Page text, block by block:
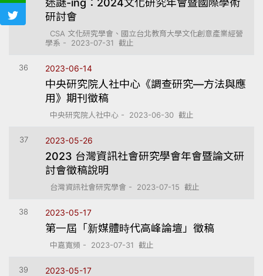
迷謎-ing：2024文化研究年會暨國際學術
研討會
CSA 文化研究學會、國立台北教育大學文化創意產業經營
學系 - 2023-07-31 截止
36 2023-06-14
中央研究院人社中心《調查研究—方法與應
用》期刊徵稿
中央研究院人社中心 - 2023-06-30 截止
37 2023-05-26
2023 台灣資訊社會研究學會年會暨論文研
討會徵稿說明
台灣資訊社會研究學會 - 2023-07-15 截止
38 2023-05-17
第一屆「新媒體時代高峰論壇」徵稿
中嘉寬頻 - 2023-07-31 截止
39 2023-05-17